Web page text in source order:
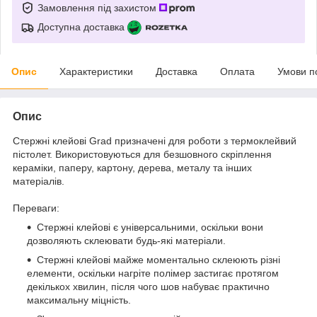
Замовлення під захистом
Доступна доставка
Опис Характеристики Доставка Оплата Умови
Опис
Стержні клейові Grad призначені для роботи з термоклейвий
пістолет. Використовуються для безшовного скріплення
кераміки, паперу, картону, дерева, металу та інших
матеріалів.
Переваги:
Стержні клейові є універсальними, оскільки вони
дозволяють склеювати будь-які матеріали.
Стержні клейові майже моментально склеюють різні
елементи, оскільки нагріте полімер застигає протягом
декількох хвилин, після чого шов набуває практично
максимальну міцність.